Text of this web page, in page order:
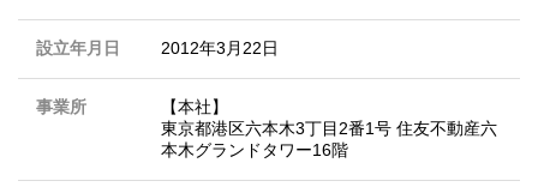
設立年月日 2012年3月22日
事業所
【本社】
東京都港区六本木3丁目2番1号 住友不動産六
本木グランドタワー16階